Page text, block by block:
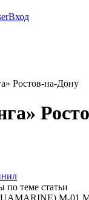
Вход
Ростов-на-Дону
по теме статьи